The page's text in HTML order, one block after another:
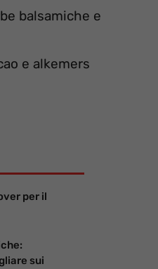
balsamiche e
e alkemers
per il
sui